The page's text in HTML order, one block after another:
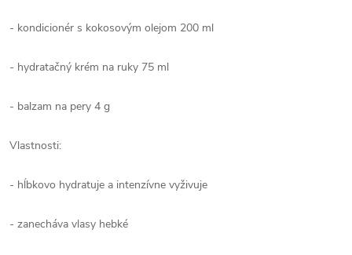
- kondicionér s kokosovým olejom 200 ml
- hydratačný krém na ruky 75 ml
- balzam na pery 4 g
Vlastnosti:
- hĺbkovo hydratuje a intenzívne vyživuje
- zanecháva vlasy hebké